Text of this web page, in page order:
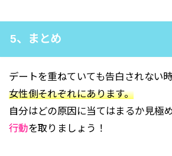
5、まとめ
デートを重ねていても告白されない
女性側それぞれにあります。
自分はどの原因に当てはまるか見極め
行動を取りましょう！